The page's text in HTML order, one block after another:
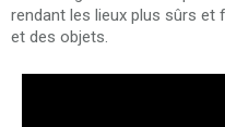
rendant les lieux plus sûrs et
et des objets.